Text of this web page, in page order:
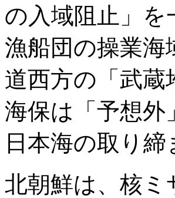
の入域阻止」
漁船団の操業海
道西方の「武
海保は「予想
日本海の取り
北朝鮮は、核